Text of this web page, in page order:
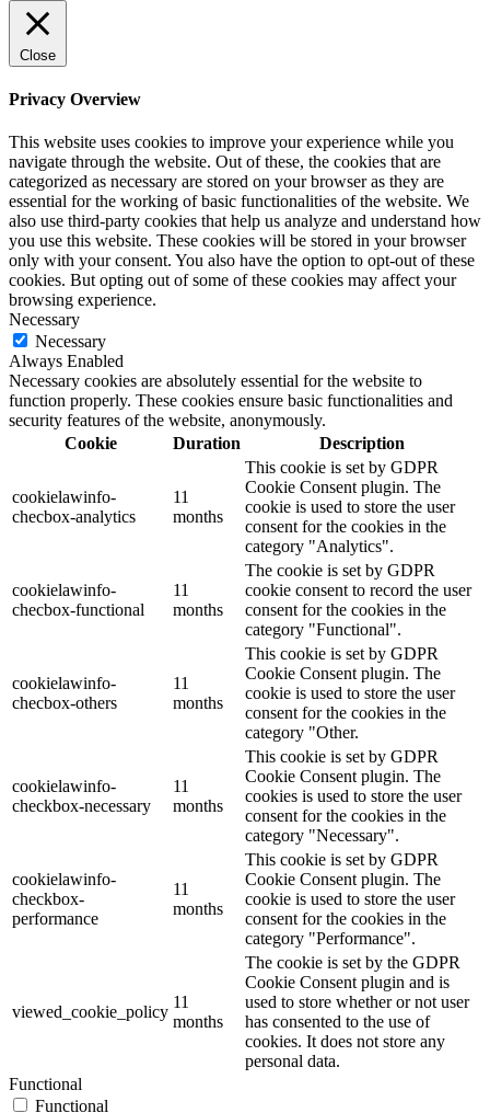
Close
Privacy Overview
This website uses cookies to improve your experience while you
navigate through the website. Out of these, the cookies that are
categorized as necessary are stored on your browser as they are
essential for the working of basic functionalities of the website. We
also use third-party cookies that help us analyze and understand how
you use this website. These cookies will be stored in your browser
only with your consent. You also have the option to opt-out of these
cookies. But opting out of some of these cookies may affect your
browsing experience.
Necessary
Necessary
Always Enabled
Necessary cookies are absolutely essential for the website to
function properly. These cookies ensure basic functionalities and
security features of the website, anonymously.
Cookie
Duration Description
cookielawinfo-
checbox-analytics
11
months
This cookie is set by GDPR
Cookie Consent plugin. The
cookie is used to store the user
consent for the cookies in the
category "Analytics".
cookielawinfo-
checbox-functional
11
months
The cookie is set by GDPR
cookie consent to record the user
consent for the cookies in the
category "Functional".
cookielawinfo-
checbox-others
11
months
This cookie is set by GDPR
Cookie Consent plugin. The
cookie is used to store the user
consent for the cookies in the
category "Other.
cookielawinfo-
checkbox-necessary
11
months
This cookie is set by GDPR
Cookie Consent plugin. The
cookies is used to store the user
consent for the cookies in the
category "Necessary".
cookielawinfo-
checkbox-
performance
11
months
This cookie is set by GDPR
Cookie Consent plugin. The
cookie is used to store the user
consent for the cookies in the
category "Performance".
viewed_cookie_policy
11
months
The cookie is set by the GDPR
Cookie Consent plugin and is
used to store whether or not user
has consented to the use of
cookies. It does not store any
personal data.
Functional
Functional